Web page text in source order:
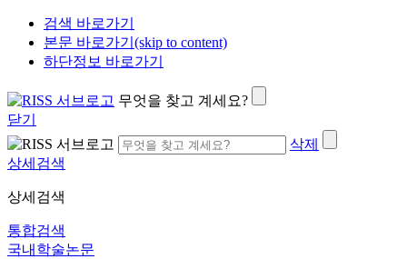
검색 바로가기
본문 바로가기(skip to content)
하단정보 바로가기
무엇을 찾고 계세요?
닫기
삭제
상세검색
상세검색
통합검색
국내학술논문